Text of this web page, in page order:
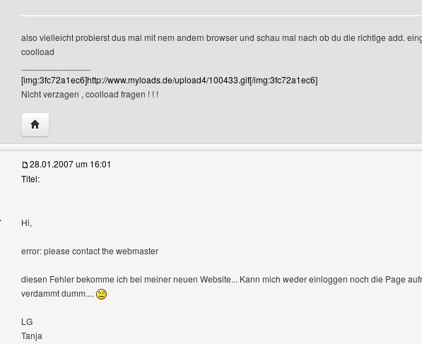
Profile anzeigen
also vielleicht probierst dus mal mit nem andern browser und schau mal nach ob du die richtige add.
coolload
[img:3fc72a1ec6]http://www.myloads.de/upload4/100433.gif[/img:3fc72a1ec6]
Nicht verzagen , coolload fragen ! ! !
Website dieses Benutzers besuchen: coolload
elfenwiese Benutzer-Profile anzeigen
28.01.2007 um 16:01
Titel:
Hi,
error: please contact the webmaster
diesen Fehler bekomme ich bei meiner neuen Website... Kann mich weder einloggen noch die Page
verdammt dumm....
LG
Tanja